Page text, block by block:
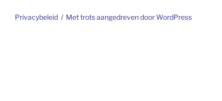
Privacybeleid Met trots aangedreven door WordPress